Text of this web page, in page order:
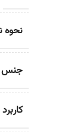
جنس
کاربرد